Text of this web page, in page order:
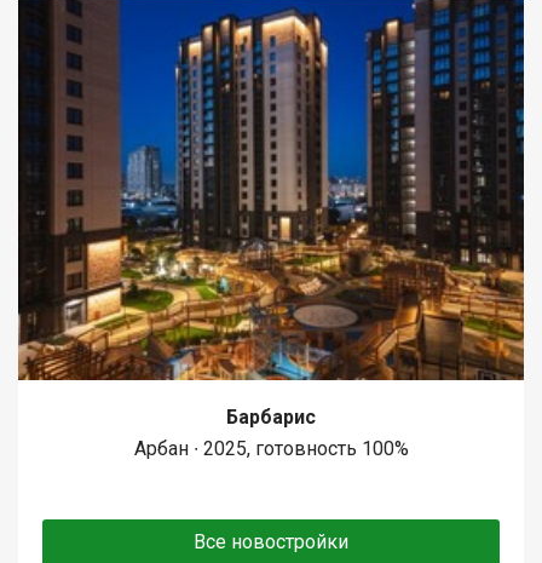
Барбарис
Арбан ∙ 2025, готовность 100%
Все новостройки